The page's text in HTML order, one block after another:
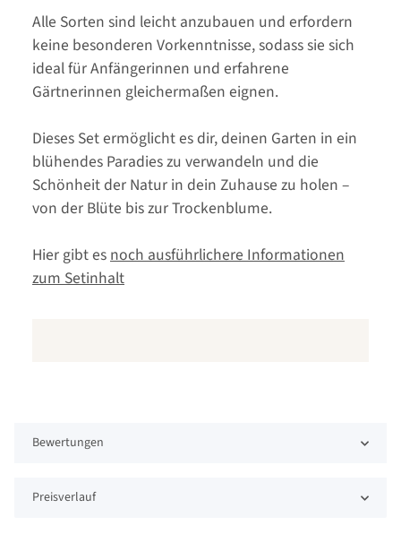
Alle Sorten sind leicht anzubauen und erfordern
keine besonderen Vorkenntnisse, sodass sie sich
ideal für Anfängerinnen und erfahrene
Gärtnerinnen gleichermaßen eignen.
Dieses Set ermöglicht es dir, deinen Garten in ein
blühendes Paradies zu verwandeln und die
Schönheit der Natur in dein Zuhause zu holen –
von der Blüte bis zur Trockenblume.
Hier gibt esnoch ausführlichere Informationen
zum Setinhalt
Bewertungen
Preisverlauf